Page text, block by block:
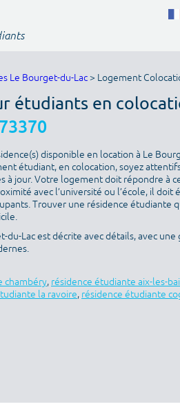
Le Bourget-du-Lac > Logement
étudiants en
disponible en location à Le
étudiant, en colocation, soyez
à jour. Votre logement doit répondre à
avec l’université ou l’école, il
Trouver une résidence étudiante
du-Lac est décrite avec détails, avec
chambéry, résidence étudiante aix-les-
la ravoire, résidence étudiante